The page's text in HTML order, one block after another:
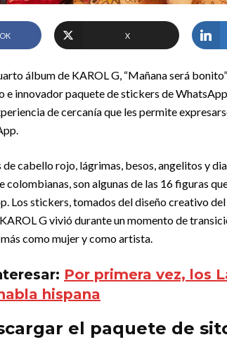
X
álbum de KAROL G, “Mañana será
e innovador paquete de stickers de
de cercanía que les permite
de cabello rojo, lágrimas, besos, angelitos y
colombianas, son algunas de las 16 figuras
Los stickers, tomados del diseño creativo
G vivió durante un momento de
como mujer y como artista.
Por primera vez, los
hispana
el paquete de